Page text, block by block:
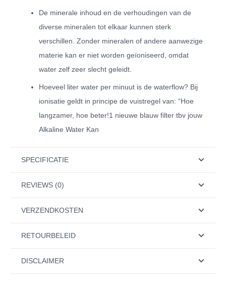
De minerale inhoud en de verhoudingen van de
diverse mineralen tot elkaar kunnen sterk
verschillen. Zonder mineralen of andere aanwezige
materie kan er niet worden geïoniseerd, omdat
water zelf zeer slecht geleidt.
Hoeveel liter water per minuut is de waterflow? Bij
ionisatie geldt in principe de vuistregel van: “Hoe
langzamer, hoe beter!1 nieuwe blauw filter tbv jouw
Alkaline Water Kan
SPECIFICATIE
REVIEWS (0)
VERZENDKOSTEN
RETOURBELEID
DISCLAIMER